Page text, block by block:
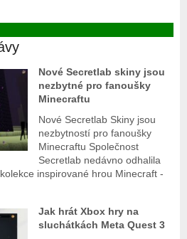
Nové Secretlab skiny jsou
nezbytné pro fanoušky
Minecraftu
Nové Secretlab Skiny jsou
nezbytností pro fanoušky
Minecraftu Společnost
Secretlab nedávno odhalila
inspirované hrou Minecraft -
Jak hrát Xbox hry na
sluchátkách Meta Quest 3